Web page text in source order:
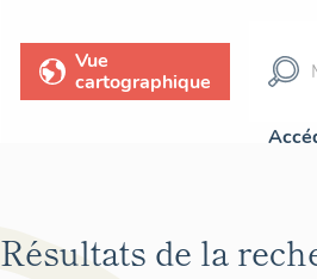
Vue
cartographique
Résultats de la